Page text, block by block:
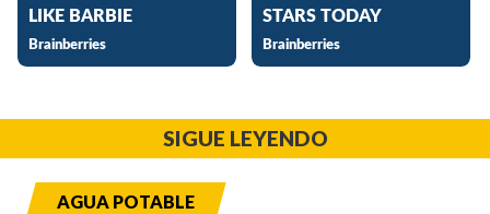
SIGUE LEYENDO
AGUA POTABLE